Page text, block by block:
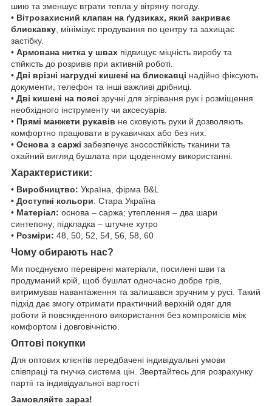
шию та зменшує втрати тепла у вітряну погоду.
• Вітрозахисний клапан на ґудзиках, який закриває
блискавку , мінімізує продування по центру та захищає
застібку.
• Армована нитка у швах підвищує міцність виробу та
стійкість до розривів при активній роботі.
• Дві врізні нагрудні кишені на блискавці надійно фіксують
документи, телефон та інші важливі дрібниці.
• Дві кишені на поясі зручні для зігрівання рук і розміщення
необхідного інструменту чи аксесуарів.
• Прямі манжети рукавів не сковують рухи й дозволяють
комфортно працювати в рукавичках або без них.
• Основа з саржі забезпечує зносостійкість тканини та
охайний вигляд бушлата при щоденному використанні.
Характеристики:
• Виробництво: Україна, фірма B&L
• Доступні кольори: Стара Україна
• Матеріал: основа – саржа; утеплення – два шари
синтепону; підкладка – штучне хутро
• Розміри: 48, 50, 52, 54, 56, 58, 60
Чому обирають нас?
Ми поєднуємо перевірені матеріали, посилені шви та
продуманий крій, щоб бушлат одночасно добре грів,
витримував навантаження та залишався зручним у русі. Такий
підхід дає змогу отримати практичний верхній одяг для
роботи й повсякденного використання без компромісів між
комфортом і довговічністю.
Оптові покупки
Для оптових клієнтів передбачені індивідуальні умови
співпраці та гнучка система цін. Звертайтесь для розрахунку
партії та індивідуальної вартості
Замовляйте зараз!